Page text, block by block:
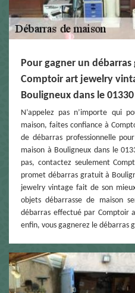
Pour gagner un
Comptoir art jewelry
Bouligneux dans le 01330
N’appelez pas n’importe qui
maison, faites confiance à
de débarras professionnelle
maison à Bouligneux dans le
pas, contactez seulement
promet débarras gratuit à
jewelry vintage fait de son
objets débarrasse de maison
débarras effectué par Comptoir
enfin, vous gagnerez le débarras